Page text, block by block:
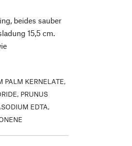
beides sauber
15,5 cm.
PALM KERNELATE,
PRUNUS
EDTA,